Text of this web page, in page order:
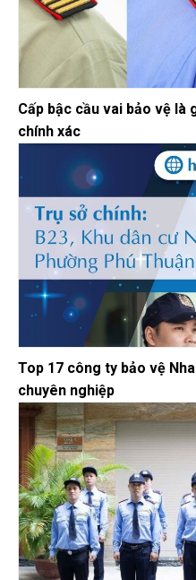
Cấp bậc cầu vai bảo vệ là
chính xác
Top 17 công ty bảo vệ
chuyên nghiệp